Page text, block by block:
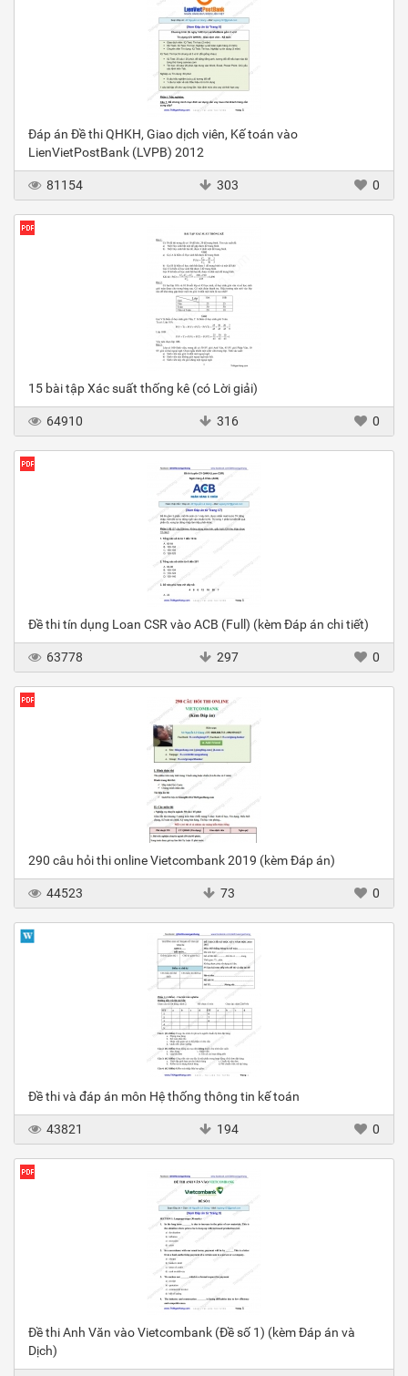
Đáp án Đề thi QHKH, Giao dịch viên, Kế toán vào
LienVietPostBank (LVPB) 2012
81154 303 0
15 bài tập Xác suất thống kê (có Lời giải)
64910 316 0
Đề thi tín dụng Loan CSR vào ACB (Full) (kèm Đáp án chi tiết)
63778 297 0
290 câu hỏi thi online Vietcombank 2019 (kèm Đáp án)
44523 73 0
Đề thi và đáp án môn Hệ thống thông tin kế toán
43821 194 0
Đề thi Anh Văn vào Vietcombank (Đề số 1) (kèm Đáp án và
Dịch)